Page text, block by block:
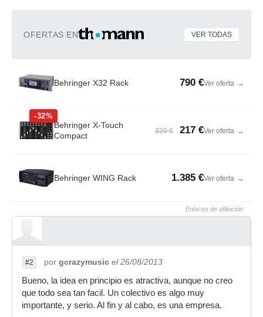
OFERTAS EN VER TODAS
Behringer X32 Rack 790 €Ver oferta →
-32%
Behringer X-Touch
Compact
320 € 217 €Ver oferta →
Behringer WING Rack 1.385 €Ver oferta →
Enlaces de afiliación
#2 por gcrazymusic el 26/08/2013
Bueno, la idea en principio es atractiva, aunque no creo
que todo sea tan facil. Un colectivo es algo muy
importante, y serio. Al fin y al cabo, es una empresa.